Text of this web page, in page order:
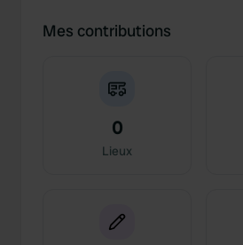
Mes contributions
0
Lieux